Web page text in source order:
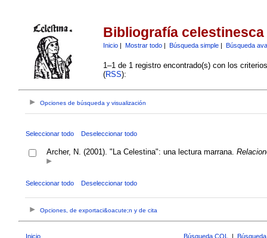
Bibliografía celestinesca
Inicio| Mostrar todo| Búsqueda simple| Búsqueda
1–1 de 1 registro encontrado(s) con los
(RSS):
Opciones de búsqueda y visualización
Seleccionar todo Deseleccionar todo
Archer, N. (2001). "La Celestina": una lectura marrana.
Seleccionar todo Deseleccionar todo
Opciones, de exportaci&oacute;n y de cita
Inicio Búsqueda CQL |